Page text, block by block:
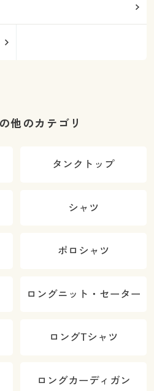
他のカテゴリ
タンクトップ
シャツ
ポロシャツ
ロングニット・セーター
ロングTシャツ
ロングカーディガン